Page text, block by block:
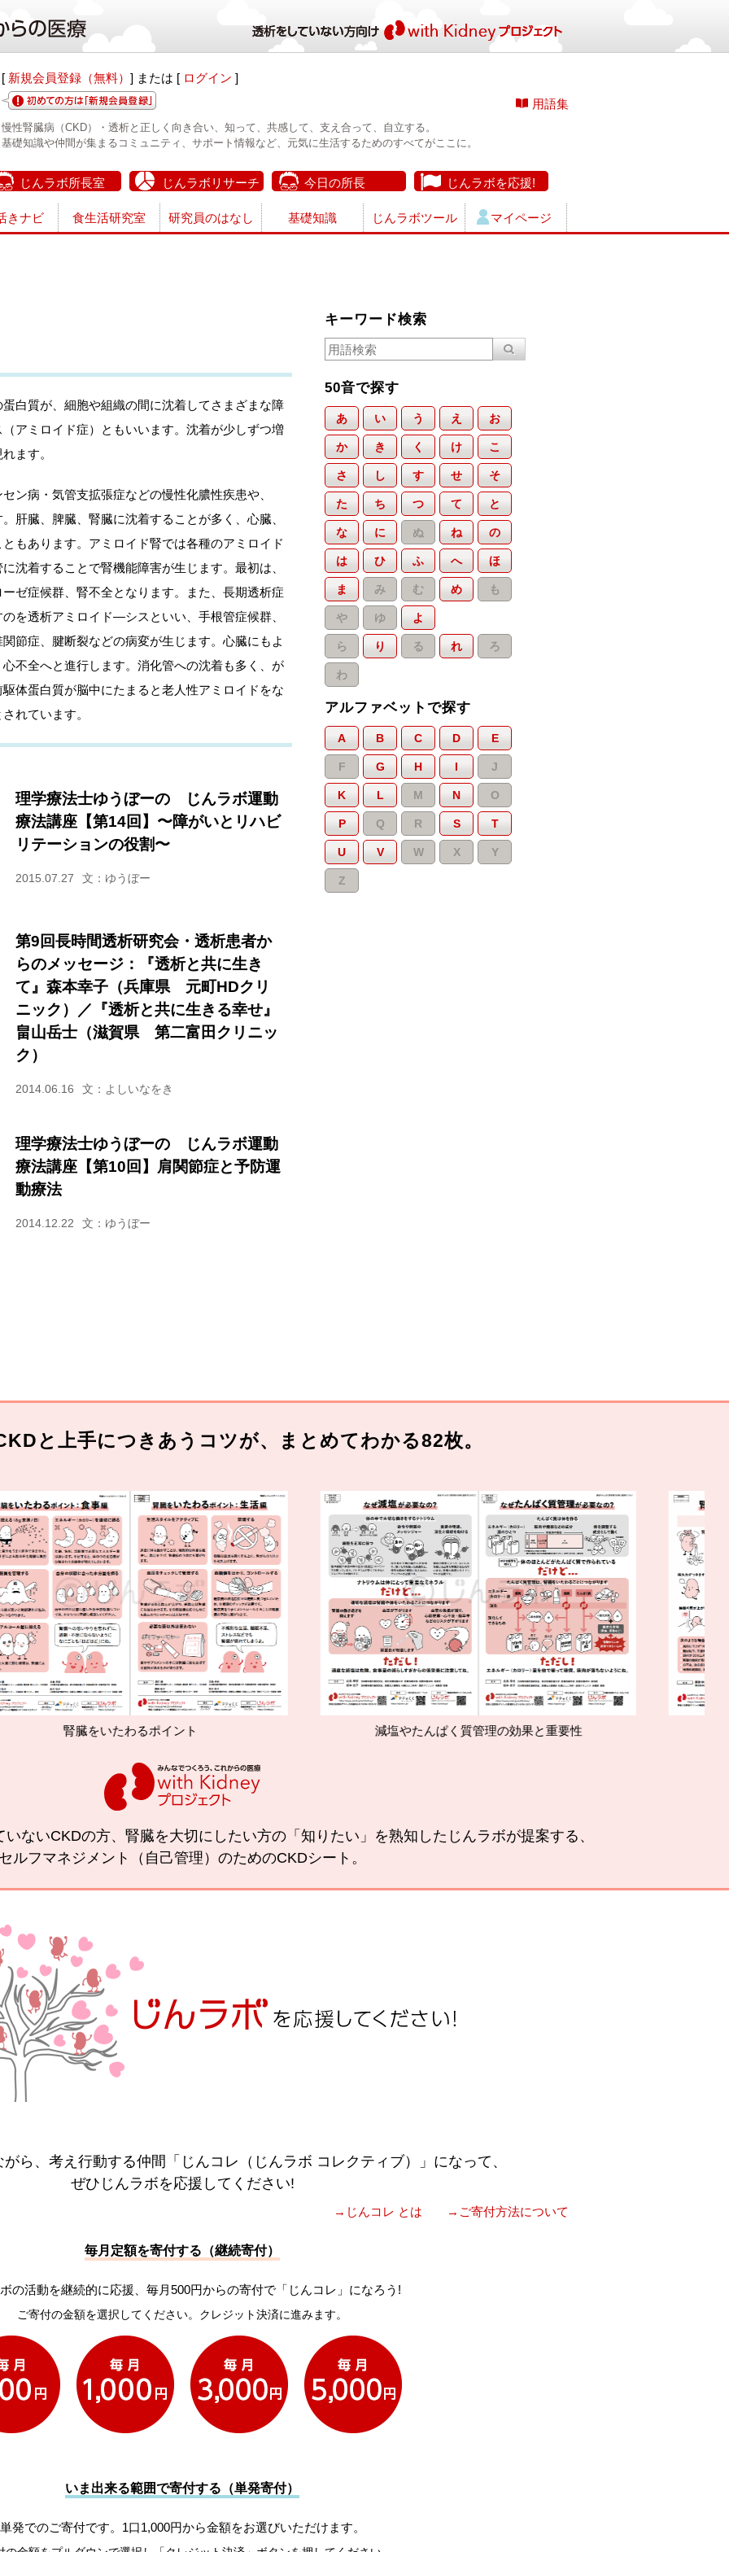
[ 新規会員登録（無料） ] または [ ログイン ]
用語集
慢性腎臓病（CKD）・透析と正しく向き合い、知って、共感して、支え合って、自立する。
基礎知識や仲間が集まるコミュニティ、サポート情報など、元気に生活するためのすべてがここに。
じんラボ所長室 じんラボリサーチ 今日の所長 じんラボを応援!
きナビ 食生活研究室 研究員のはなし 基礎知識 じんラボツール マイページ
白質が、細胞や組織の間に沈着してさまざまな障
アミロイド症）ともいいます。沈着が少しずつ増
ます。
ン病・気管支拡張症などの慢性化膿性疾患や、
肝臓、脾臓、腎臓に沈着することが多く、心臓、
もあります。アミロイド腎では各種のアミロイド
沈着することで腎機能障害が生じます。最初は、
ゼ症候群、腎不全となります。また、長期透析症
を透析アミロイド―シスといい、手根管症候群、
節症、腱断裂などの病変が生じます。心臓にもよ
不全へと進行します。消化管への沈着も多く、が
体蛋白質が脳中にたまると老人性アミロイドをな
れています。
理学療法士ゆうぼーの じんラボ運動
療法講座【第14回】〜障がいとリハビ
リテーションの役割〜
2015.07.27 文：ゆうぼー
第9回長時間透析研究会・透析患者か
らのメッセージ：『透析と共に生き
て』森本幸子（兵庫県 元町HDクリ
ニック）／『透析と共に生きる幸せ』
畠山岳士（滋賀県 第二富田クリニッ
ク）
2014.06.16 文：よしいなをき
理学療法士ゆうぼーの じんラボ運動
療法講座【第10回】肩関節症と予防運
動療法
2014.12.22 文：ゆうぼー
キーワード検索
50音で探す
あ い う え お
か き く け こ
さ し す せ そ
た ち つ て と
な に ぬ ね の
は ひ ふ へ ほ
ま み む め も
や ゆ よ
ら り る れ ろ
わ
アルファベットで探す
A B C D E
F G H I J
K L M N O
P Q R S T
U V W X Y
Z
と上手につきあうコツが、まとめてわかる82枚。
いたわるポイント 減塩やたんぱく質管理の効果と重要性
ないCKDの方、腎臓を大切にしたい方の「知りたい」を熟知したじんラボが提案する、
ルフマネジメント（自己管理）のためのCKDシート。
ら、考え行動する仲間「じんコレ（じんラボ コレクティブ）」になって、
ぜひじんラボを応援してください!
→じんコレ とは →ご寄付方法について
毎月定額を寄付する（継続寄付）
の活動を継続的に応援、毎月500円からの寄付で「じんコレ」になろう!
ご寄付の金額を選択してください。クレジット決済に進みます。
いま出来る範囲で寄付する（単発寄付）
単発でのご寄付です。1口1,000円から金額をお選びいただけます。